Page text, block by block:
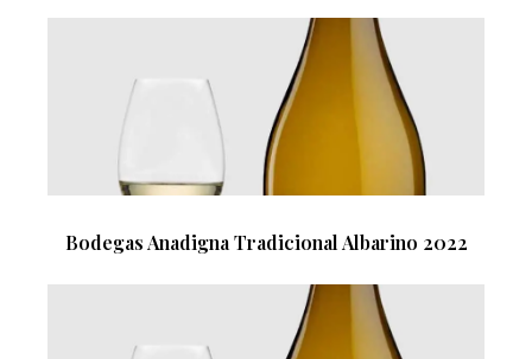
Bodegas Anadigna Tradicional Albarino 2022